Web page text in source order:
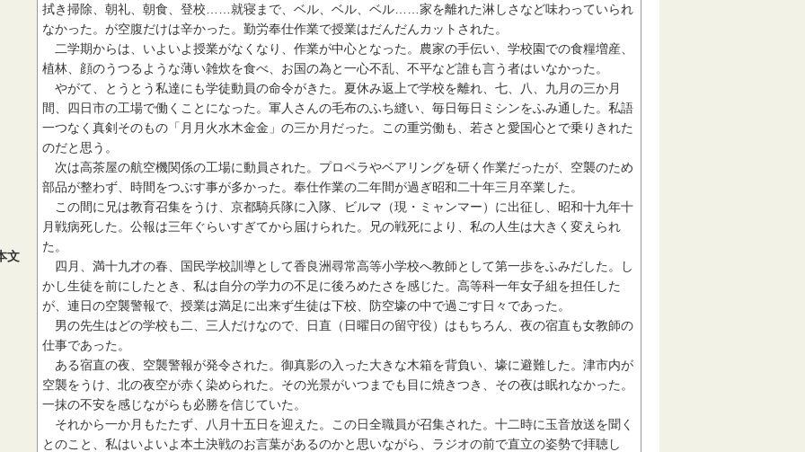
文
拭き掃除、朝礼、朝食、登校……就寝まで、ベル、ベル、ベル……家を離れた淋しさなど味わっていられ
なかった。が空腹だけは辛かった。勤労奉仕作業で授業はだんだんカットされた。
二学期からは、いよいよ授業がなくなり、作業が中心となった。農家の手伝い、学校園での食糧増産、
植林、顔のうつるような薄い雑炊を食べ、お国の為と一心不乱、不平など誰も言う者はいなかった。
やがて、とうとう私達にも学徒動員の命令がきた。夏休み返上で学校を離れ、七、八、九月の三か月
間、四日市の工場で働くことになった。軍人さんの毛布のふち縫い、毎日毎日ミシンをふみ通した。私語
一つなく真剣そのもの「月月火水木金金」の三か月だった。この重労働も、若さと愛国心とで乗りきれた
のだと思う。
次は高茶屋の航空機関係の工場に動員された。プロペラやベアリングを研く作業だったが、空襲のため
部品が整わず、時間をつぶす事が多かった。奉仕作業の二年間が過ぎ昭和二十年三月卒業した。
この間に兄は教育召集をうけ、京都騎兵隊に入隊、ビルマ（現・ミャンマー）に出征し、昭和十九年十
月戦病死した。公報は三年ぐらいすぎてから届けられた。兄の戦死により、私の人生は大きく変えられ
た。
四月、満十九才の春、国民学校訓導として香良洲尋常高等小学校へ教師として第一歩をふみだした。し
かし生徒を前にしたとき、私は自分の学力の不足に後ろめたさを感じた。高等科一年女子組を担任した
が、連日の空襲警報で、授業は満足に出来ず生徒は下校、防空壕の中で過ごす日々であった。
男の先生はどの学校も二、三人だけなので、日直（日曜日の留守役）はもちろん、夜の宿直も女教師の
仕事であった。
ある宿直の夜、空襲警報が発令された。御真影の入った大きな木箱を背負い、壕に避難した。津市内が
空襲をうけ、北の夜空が赤く染められた。その光景がいつまでも目に焼きつき、その夜は眠れなかった。
一抹の不安を感じながらも必勝を信じていた。
それから一か月もたたず、八月十五日を迎えた。この日全職員が召集された。十二時に玉音放送を聞く
とのこと、私はいよいよ本土決戦のお言葉があるのかと思いながら、ラジオの前で直立の姿勢で拝聴し